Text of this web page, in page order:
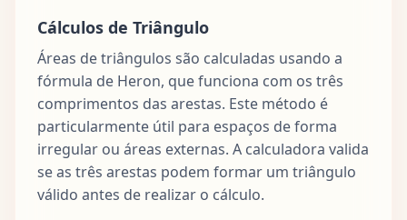
Cálculos de Triângulo
Áreas de triângulos são calculadas usando a
fórmula de Heron, que funciona com os três
comprimentos das arestas. Este método é
particularmente útil para espaços de forma
irregular ou áreas externas. A calculadora valida
se as três arestas podem formar um triângulo
válido antes de realizar o cálculo.